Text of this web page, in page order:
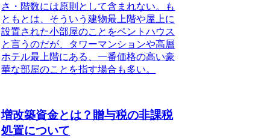
さ・階数には原則として含まれない。も
ともとは、そういう建物最上階や屋上に
設置された小部屋のことをペントハウス
と言うのだが、タワーマンションや高層
ホテル最上階にある、一番価格の高い豪
華な部屋のことを指す場合も多い。
増改築資金とは？贈与税の非課税
処置について